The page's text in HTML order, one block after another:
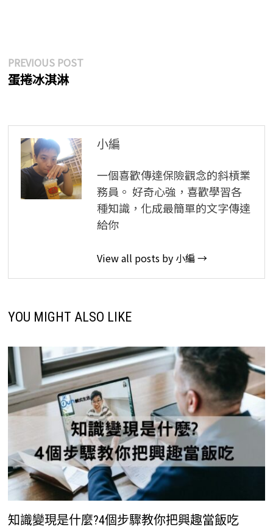
文
章
覽
PREVIOUS POSTPrevious
蛋捲冰淇淋
小編
一個喜歡傳達保險觀念的斜槓業
務員。 好奇心強，喜歡學習各
種知識，化成最簡單的文字傳達
給你
View all posts by 小編 →
YOU MIGHT ALSO LIKE
知識變現是什麼?4個步驟教你把興趣當飯吃